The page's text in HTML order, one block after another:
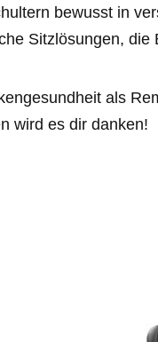
bewusst in
Sitzlösungen, die
als
wird es dir danken!